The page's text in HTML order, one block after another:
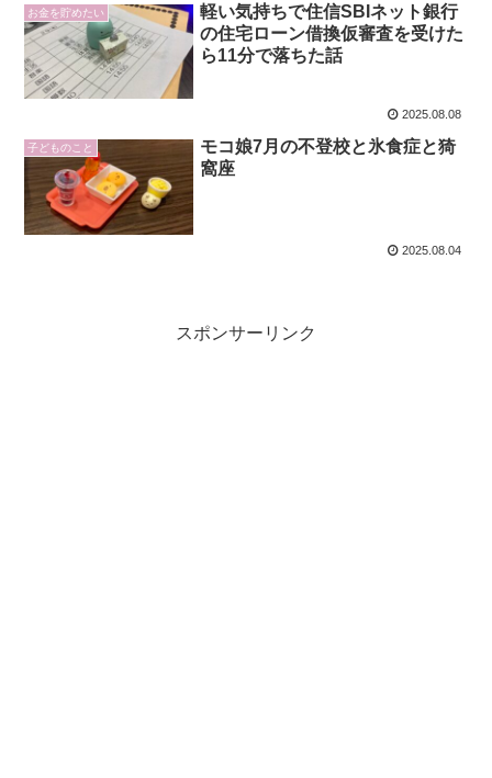
お金を貯めたい
軽い気持ちで住信SBIネット銀行
の住宅ローン借換仮審査を受けた
ら11分で落ちた話
2025.08.08
子どものこと
モコ娘7月の不登校と氷食症と猗
窩座
2025.08.04
スポンサーリンク